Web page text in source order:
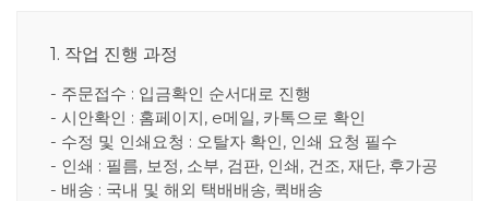
1. 작업 진행 과정
- 주문접수 : 입금확인 순서대로 진행
- 시안확인 : 홈페이지, e메일, 카톡으로 확인
- 수정 및 인쇄요청 : 오탈자 확인, 인쇄 요청 필수
- 인쇄 : 필름, 보정, 소부, 검판, 인쇄, 건조, 재단, 후가공
- 배송 : 국내 및 해외 택배배송, 퀵배송